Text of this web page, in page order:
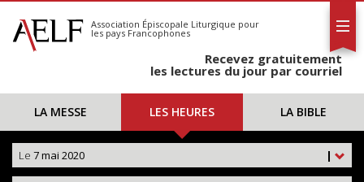
S'abonner
Calendrier
Association Épiscopale Liturgique pour
les pays Francophones
Recevez gratuitement
les lectures du jour par courriel
LA MESSE LES HEURES LA BIBLE
|
Le 7 mai 2020